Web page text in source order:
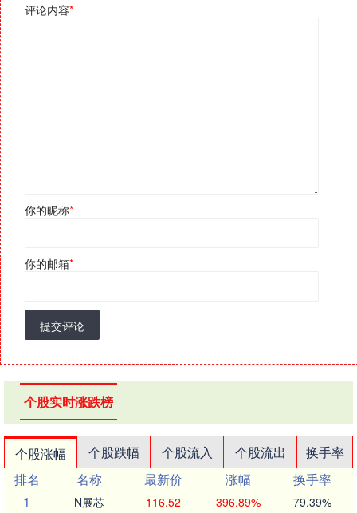
评论内容*
你的昵称*
你的邮箱*
提交评论
个股实时涨跌榜
个股涨幅 个股跌幅 个股流入 个股流出
换手率
排名
名称 最新价 涨幅
换手率
1
N展芯 116.52 396.89% 79.39%